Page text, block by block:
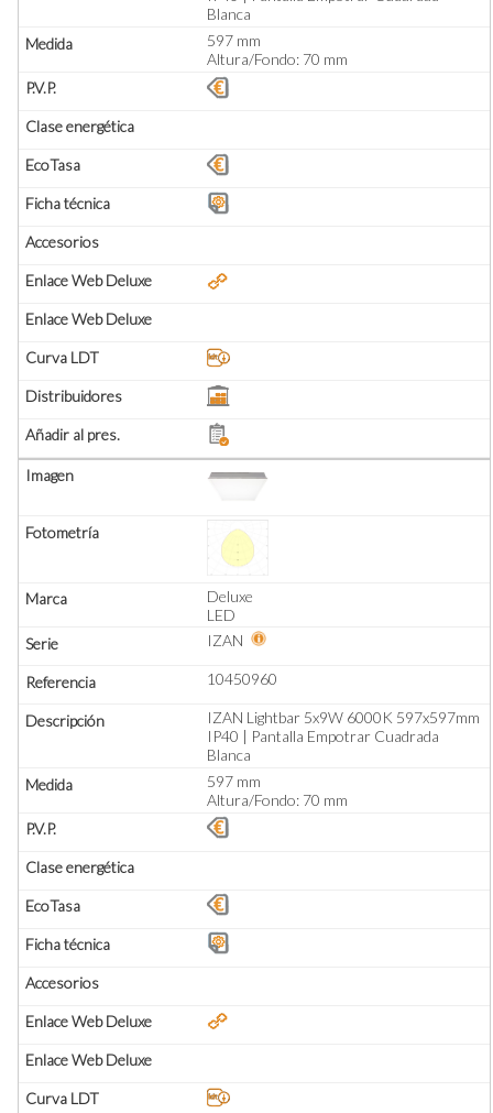
Blanca
597 mm
Altura/Fondo: 70 mm
Deluxe
LED
IZAN
10450960
IZAN Lightbar 5x9W 6000K 597x597mm
IP40 | Pantalla Empotrar Cuadrada
Blanca
597 mm
Altura/Fondo: 70 mm